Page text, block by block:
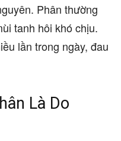
Phân thường
tanh hôi khó chịu.
lần trong ngày, đau
Là Do